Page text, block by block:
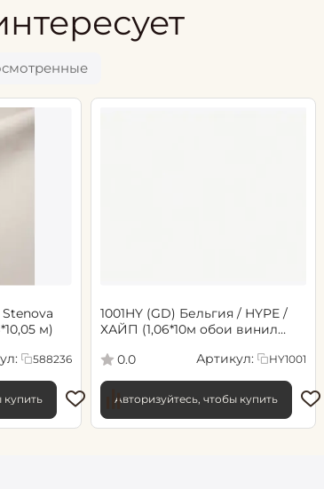
м)
588236
купить
1001HY (GD) Бельгия / HYPE /
ХАЙП (1,06*10м обои винил
0.0
Артикул: HY1001
Авторизуйтесь, чтобы купить